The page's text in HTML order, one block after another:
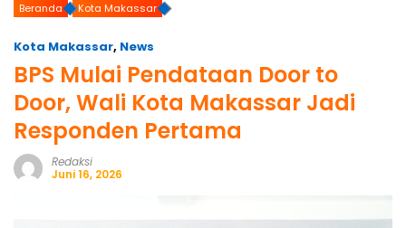
Beranda Kota Makassar
Kota Makassar, News
BPS Mulai Pendataan Door to
Door, Wali Kota Makassar Jadi
Responden Pertama
Redaksi
Juni 16, 2026